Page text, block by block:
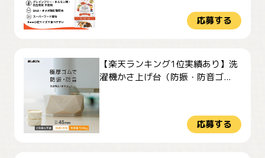
応募する
【楽天ランキング1位実績あり】洗
濯機かさ上げ台（防振・防音ゴ...
応募する